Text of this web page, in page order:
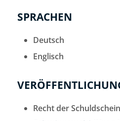
SPRACHEN
Deutsch
Englisch
Recht der